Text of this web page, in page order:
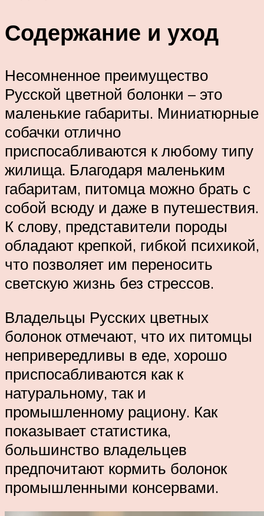
Содержание и уход
Несомненное преимущество
Русской цветной болонки – это
маленькие габариты. Миниатюрные
собачки отлично
приспосабливаются к любому типу
жилища. Благодаря маленьким
габаритам, питомца можно брать с
собой всюду и даже в путешествия.
К слову, представители породы
обладают крепкой, гибкой психикой,
что позволяет им переносить
светскую жизнь без стрессов.
Владельцы Русских цветных
болонок отмечают, что их питомцы
непривередливы в еде, хорошо
приспосабливаются как к
натуральному, так и
промышленному рациону. Как
показывает статистика,
большинство владельцев
предпочитают кормить болонок
промышленными консервами.